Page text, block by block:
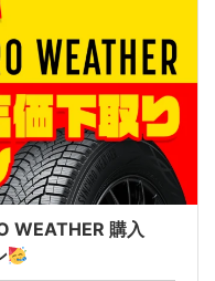
WEATHER 購入